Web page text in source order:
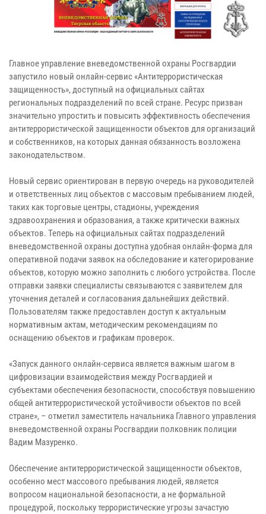
Главное управление вневедомственной охраны Росгвардии
запустило новый онлайн-сервис «Антитеррористическая
защищенность», доступный на официальных сайтах
региональных подразделений по всей стране. Ресурс призван
значительно упростить и повысить эффективность обеспечения
антитеррористической защищенности объектов для организаций
и собственников, на которых данная обязанность возложена
законодательством.
Новый сервис ориентирован в первую очередь на руководителей
и ответственных лиц объектов c массовым пребыванием людей,
таких как торговые центры, стадионы, учреждения
здравоохранения и образования, а также критически важных
объектов. Теперь на официальных сайтах подразделений
вневедомственной охраны доступна удобная онлайн-форма для
оперативной подачи заявок на обследование и категорирование
объектов, которую можно заполнить с любого устройства. После
отправки заявки специалисты связываются с заявителем для
уточнения деталей и согласования дальнейших действий.
Пользователям также предоставлен доступ к актуальным
нормативным актам, методическим рекомендациям по
оснащению объектов и графикам проверок.
«Запуск данного онлайн-сервиса является важным шагом в
цифровизации взаимодействия между Росгвардией и
субъектами обеспечения безопасности, способствуя повышению
общей антитеррористической устойчивости объектов по всей
стране», – отметил заместитель начальника Главного управления
вневедомственной охраны Росгвардии полковник полиции
Вадим Мазуренко.
Обеспечение антитеррористической защищенности объектов,
особенно мест массового пребывания людей, является
вопросом национальной безопасности, а не формальной
процедурой, поскольку террористические угрозы зачастую